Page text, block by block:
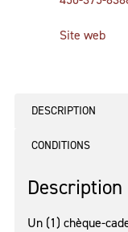
Site web
DESCRIPTION
CONDITIONS
Description
Un (1) chèque-